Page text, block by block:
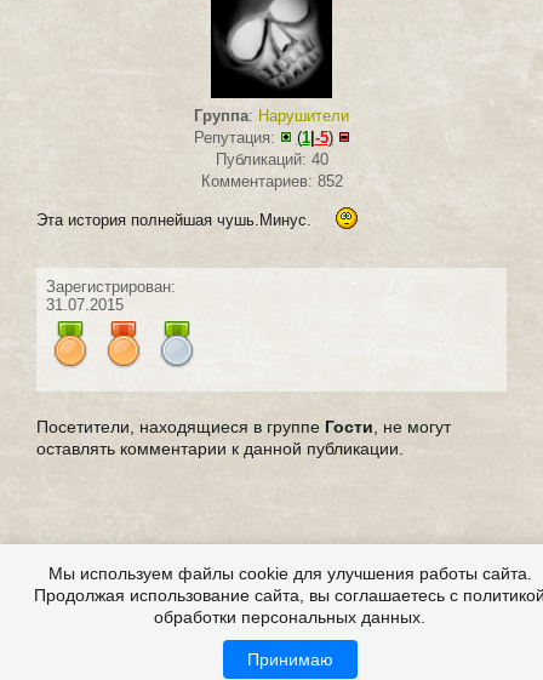
Группа: Нарушители
Репутация:
(1| -5)
Публикаций: 40
Комментариев: 852
Эта история полнейшая чушь.Минус.
Зарегистрирован:
31.07.2015
Посетители, находящиеся в группе Гости , не могут
оставлять комментарии к данной публикации.
Мы используем файлы cookie для улучшения работы сайта.
Продолжая использование сайта, вы соглашаетесь с
обработки персональных данных.
Принимаю